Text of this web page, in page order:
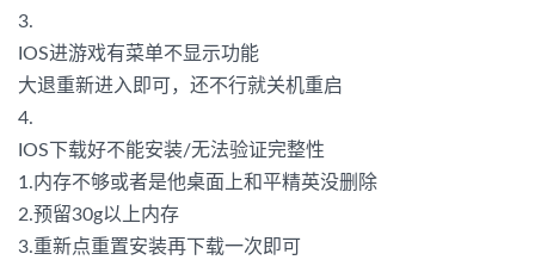
3.
IOS进游戏有菜单不显示功能
大退重新进入即可，还不行就关机重启
4.
IOS下载好不能安装/无法验证完整性
1.内存不够或者是他桌面上和平精英没删除
2.预留30g以上内存
3.重新点重置安装再下载一次即可